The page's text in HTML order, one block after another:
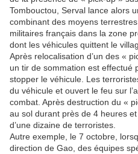
Tombouctou, Serval lance alors
combinant des moyens
militaires français dans la zone
dont les véhicules quittent le
Après relocalisation d’un des «
un tir de sommation est effectué
stopper le véhicule. Les
du véhicule et ouvert le feu sur
combat. Après destruction du «
au sol durant près de 4 heures
d’une dizaine de terroristes.
Autre exemple, le 7 octobre,
direction de Gao, des équipes